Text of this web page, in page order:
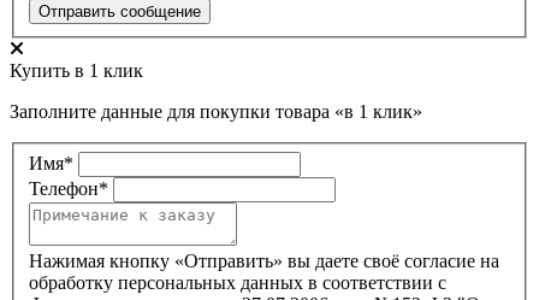
Отправить сообщение
Купить в 1 клик
Заполните данные для покупки товара «в 1 клик»
Имя*
Телефон*
Нажимая кнопку «Отправить» вы даете своё согласие на
обработку персональных данных в соответствии с